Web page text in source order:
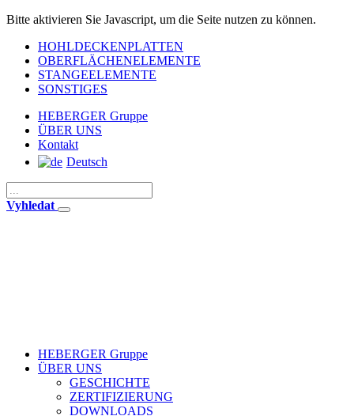
Bitte aktivieren Sie Javascript, um die Seite nutzen zu können.
HOHLDECKENPLATTEN
OBERFLÄCHENELEMENTE
STANGEELEMENTE
SONSTIGES
HEBERGER Gruppe
ÜBER UNS
Kontakt
Deutsch
Vyhledat
HEBERGER Gruppe
ÜBER UNS
GESCHICHTE
ZERTIFIZIERUNG
DOWNLOADS